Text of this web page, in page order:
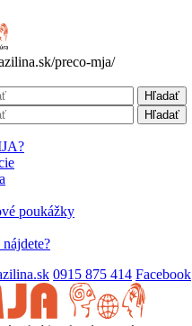
preco-mja/
Hľadať
Hľadať
poukážky
0915 875 414 Facebook